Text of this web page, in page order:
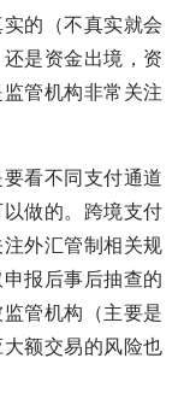
的（不真实就会
是资金出境，资
管机构非常关注
看不同支付通道
做的。跨境支付
外汇管制相关规
报后事后抽查的
管机构（主要是
额交易的风险也